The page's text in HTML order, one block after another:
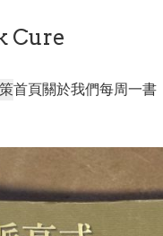
Cure
首頁關於我們每周一書